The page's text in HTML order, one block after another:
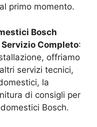
primo momento.
Bosch
Completo:
offriamo
servizi tecnici,
la
di consigli per
Bosch.